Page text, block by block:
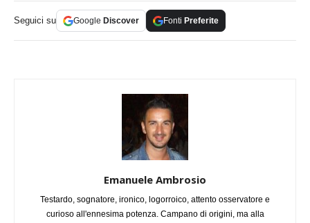
Seguici su Google Discover Fonti Preferite
Emanuele Ambrosio
Testardo, sognatore, ironico, logorroico, attento osservatore e
curioso all'ennesima potenza. Campano di origini, ma alla